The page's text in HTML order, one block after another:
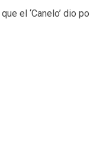
el ‘Canelo’ dio